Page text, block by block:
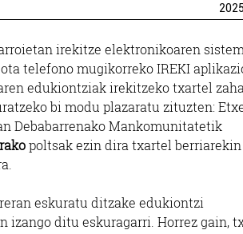
2025
irekitze elektronikoaren
telefono mugikorreko IREKI
edukiontziak irekitzeko txartel
bi modu plazaratu zituzten:
Debabarrenako Mankomunitatetik
poltsak ezin dira txartel berriarekin
eskuratu ditzake edukiontzi
izango ditu eskuragarri. Horrez gain,